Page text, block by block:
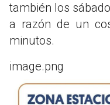
también los
a razón de un
minutos.
image.png